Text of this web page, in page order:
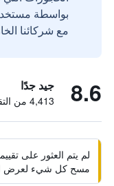
مع شركائنا
8.6 جيد جدًا
4,413 من التقييمات تم التحقق منها
لم يتم العثور على
مسح كل شيء لعرض